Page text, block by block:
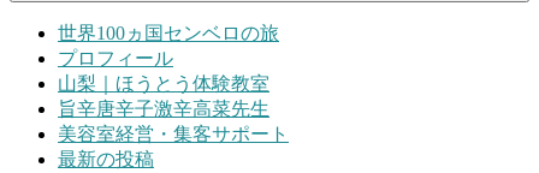
世界100ヵ国センベロの旅
プロフィール
山梨｜ほうとう体験教室
旨辛唐辛子激辛高菜先生
美容室経営・集客サポート
最新の投稿